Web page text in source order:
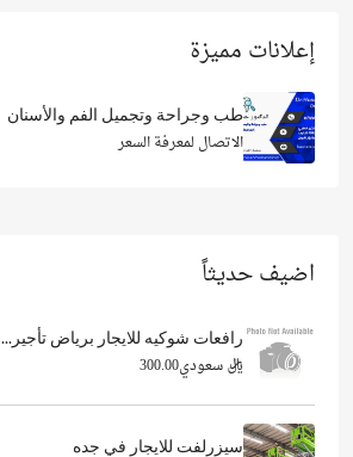
إعلانات مميزة
طب وجراحة وتجميل الفم والأسنان
الاتصال لمعرفة السعر
اضيف حديثاً
رافعات شوكيه للايجار برياض تأجير...
ريال سعودي300.00
سيزرلفت للايجار في جده